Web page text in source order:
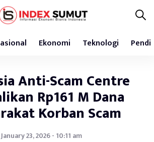
Ekonomi Teknologi
Anti-Scam Centre
Rp161 M Dana
Korban Scam
January 23, 2026 - 10:11 am